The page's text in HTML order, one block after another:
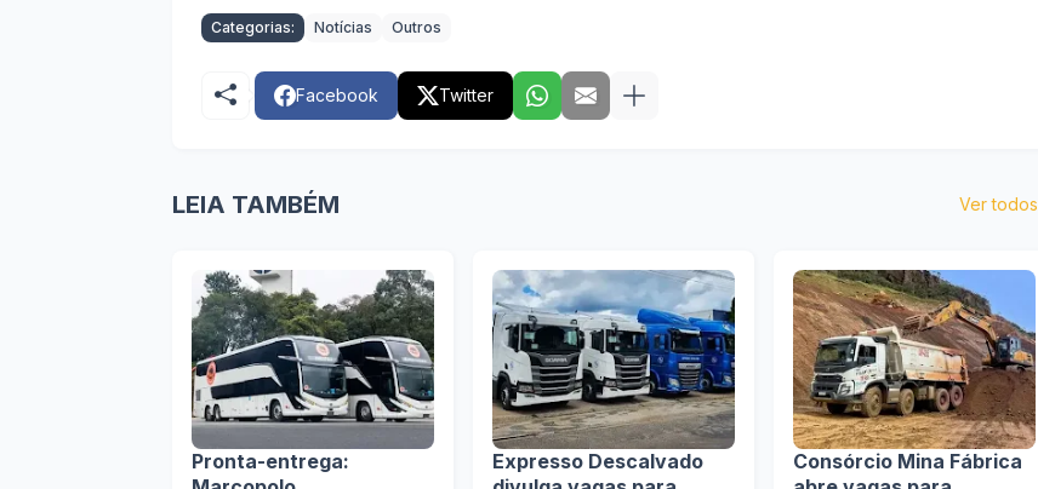
Categorias: Notícias Outros
Facebook Twitter
LEIA TAMBÉM Ver todos
Pronta-entrega:
Expresso Descalvado
Consórcio Mina Fábrica